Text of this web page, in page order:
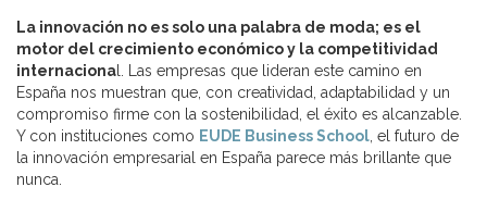
La innovación no es solo una palabra de moda; es el
motor del crecimiento económico y la competitividad
internaciona l. Las empresas que lideran este camino en
España nos muestran que, con creatividad, adaptabilidad y un
compromiso firme con la sostenibilidad, el éxito es alcanzable.
Y con instituciones como EUDE Business School , el futuro de
la innovación empresarial en España parece más brillante que
nunca.